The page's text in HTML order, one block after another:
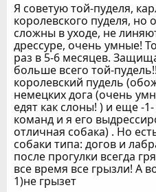
Я советую той-пуделя,
королевского пуделя,
сложны в уходе, не
дрессуре, очень умные!
раз в 5-6 месяцев.
больше всего той-
королевский пудель
немецких дога (очень
едят как слоны! ) и еще -
команд и я его
отличная собака) . Но
собаки типа: догов и
после прогулки всегда
все время все грызли! А
1)не грызет